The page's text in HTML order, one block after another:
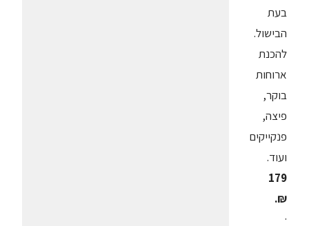
בעת
הבישול.
להכנת
ארוחות
בוקר,
פיצה,
פנקייקים
ועוד.
179
₪.
·